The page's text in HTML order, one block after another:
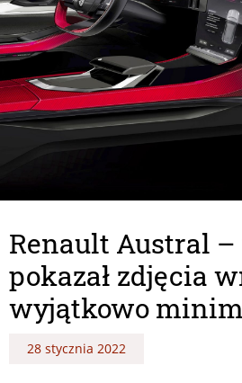
Renault Austral
pokazał zdjęcia
wyjątkowo
28 stycznia 2022